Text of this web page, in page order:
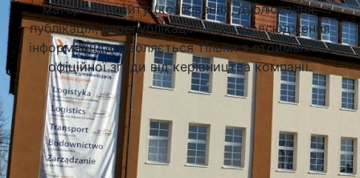
матеріалів сайту (копіювання, дублювання,
публікація, перепублікація чи розповсюдження
інформації) дозволяється тільки з отриманням
офіційної згоди від керівництва компанії.